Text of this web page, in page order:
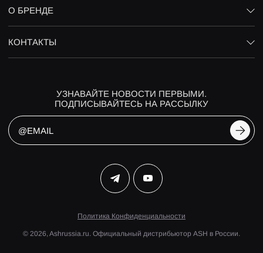
О БРЕНДЕ
КОНТАКТЫ
УЗНАВАЙТЕ НОВОСТИ ПЕРВЫМИ.
ПОДПИСЫВАЙТЕСЬ НА РАССЫЛКУ
Политика Конфиденциальности
© 2026, Ashrussia.ru. Официальный дистрибьютор ASH в России.